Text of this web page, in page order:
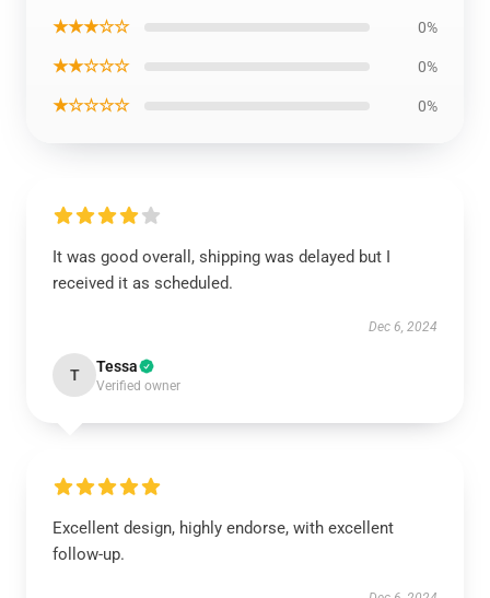
★★★☆☆ 0%
★★☆☆☆ 0%
★☆☆☆☆ 0%
It was good overall, shipping was delayed but I
received it as scheduled.
Dec 6, 2024
T Tessa
Verified owner
Excellent design, highly endorse, with excellent
follow-up.